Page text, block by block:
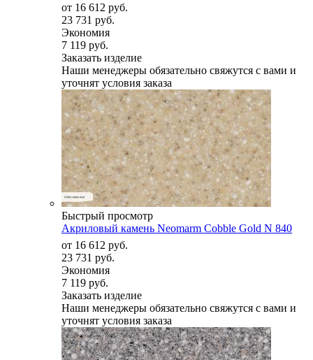
от 16 612 руб.
23 731 руб.
Экономия
7 119 руб.
Заказать изделие
Наши менеджеры обязательно свяжутся с вами и
уточнят условия заказа
Быстрый просмотр
Акриловый камень Neomarm Cobble Gold N 840
от 16 612 руб.
23 731 руб.
Экономия
7 119 руб.
Заказать изделие
Наши менеджеры обязательно свяжутся с вами и
уточнят условия заказа